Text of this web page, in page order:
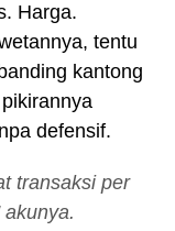
Harga.
tentu
kantong
defensif.
transaksi per